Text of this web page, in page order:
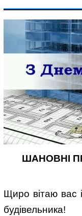
ШАНОВНІ
Щиро вітаю вас
будівельника!